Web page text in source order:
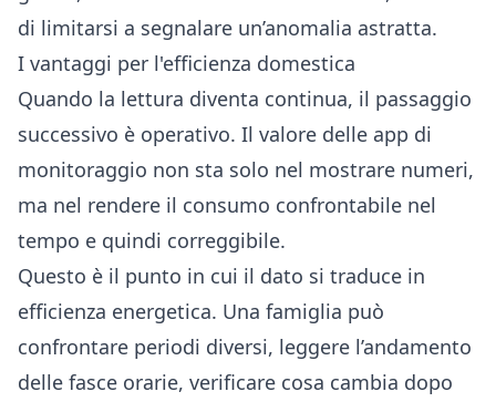
di limitarsi a segnalare un’anomalia astratta.
I vantaggi per l'efficienza domestica
Quando la lettura diventa continua, il passaggio
successivo è operativo. Il valore delle app di
monitoraggio non sta solo nel mostrare numeri,
ma nel rendere il consumo confrontabile nel
tempo e quindi correggibile.
Questo è il punto in cui il dato si traduce in
efficienza energetica. Una famiglia può
confrontare periodi diversi, leggere l’andamento
delle fasce orarie, verificare cosa cambia dopo